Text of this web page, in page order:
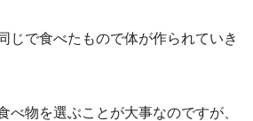
じで食べたもので体が作られていき
べ物を選ぶことが大事なのですが、